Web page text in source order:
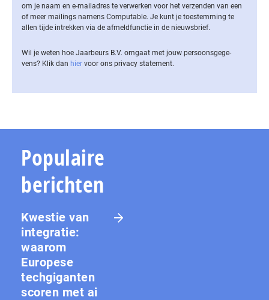
om je naam en e-mailadres te verwerken voor het verzenden van een
of meer mailings namens Computable. Je kunt je toestemming te
allen tijde intrekken via de af­meld­func­tie in de nieuwsbrief.
Wil je weten hoe Jaarbeurs B.V. omgaat met jouw per­soons­ge­ge­
vens? Klik dan hier voor ons privacy statement.
Populaire
berichten
Kwestie van
integratie:
waarom
Europese
techgiganten
scoren met ai